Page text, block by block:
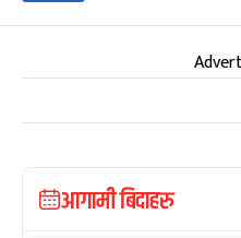
आगामी बिदाहरु